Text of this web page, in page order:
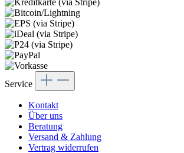
Service
Kontakt
Über uns
Beratung
Versand & Zahlung
Vertrag widerrufen